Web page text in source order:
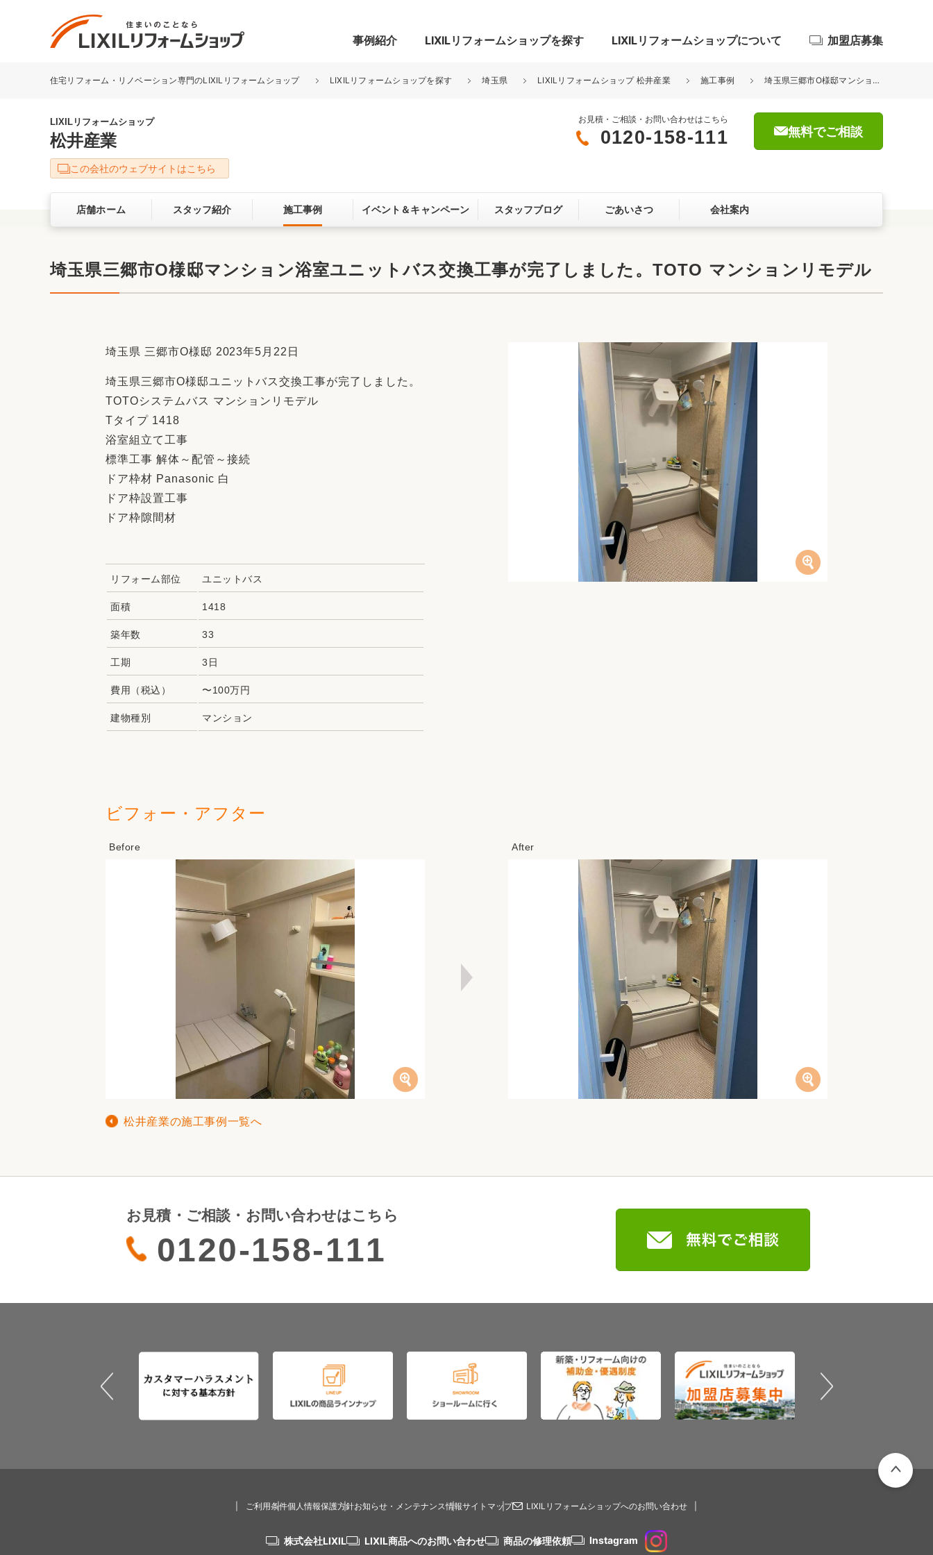
事例紹介
リフォーム事例を探す
キッチン
洗面化粧室 トイレ 玄関まわり 門まわり 屋根・外壁
ベランダ・バルコニー ガーデンスペース カースペース
お客さまの声 3Dシミュレーション
LIXILリフォームショップを探す LIXILリフォームショップについて
LIXILリフォームショップについて
サービス向上・品質改善の取り組み お客さま満足度アンケート
ここちいい暮らしをつくる、価値・性能向上
リフォームアクセル
中古物件探しから性能向上リフォームをワン
ストップ
加盟店募集
住宅リフォーム・リノベーション専門のLIXILリフォームショップ LIXILリフォームショップを探す 埼玉県 LIXILリフォームショップ 松井産業 施工事例 埼玉県三郷市O様邸マンション浴室ユニットバス交換工事が完了しました。TOTO マンションリモデル
LIXILリフォームショップ
松井産業
お見積・ご相談・お問い合わせはこちら
0120-158-111 無料でご相談
この会社のウェブサイトはこちら
店舗ホーム スタッフ紹介 施工事例 イベント＆キャンペーン スタッフブログ ごあいさつ 会社案内
埼玉県三郷市O様邸マンション浴室ユニットバス交換工事が完了しました。TOTO マンションリモデル
埼玉県 三郷市O様邸 2023年5月22日
埼玉県三郷市O様邸ユニットバス交換工事が完了しました。
TOTOシステムバス マンションリモデル
Tタイプ 1418
浴室組立て工事
標準工事 解体～配管～接続
ドア枠材 Panasonic 白
ドア枠設置工事
ドア枠隙間材
リフォーム部位 ユニットバス
面積 1418
築年数 33
工期 3日
費用（税込） 〜100万円
建物種別 マンション
ビフォー・アフター
松井産業の施工事例一覧へ
お見積・ご相談・お問い合わせはこちら
0120-158-111
ご利用条件個人情報保護方針お知らせ・メンテナンス情報サイトマップ LIXILリフォームショップへのお問い合わせ
株式会社LIXIL LIXIL商品へのお問い合わせ 商品の修理依頼 Instagram